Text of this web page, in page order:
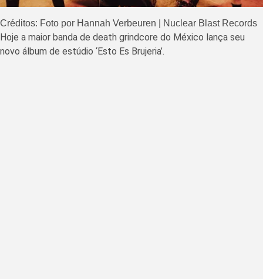
Créditos: Foto por Hannah Verbeuren | Nuclear Blast Records
Hoje a maior banda de death grindcore do México lança seu
novo álbum de estúdio ‘Esto Es Brujeria’.